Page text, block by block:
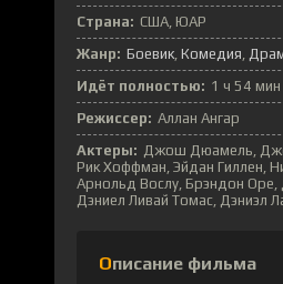
Страна: США, ЮАР
Жанр: Боевик Комедия
Идёт полностью: 1 ч 54 мин
Режиссер: Аллан Ангар
Актеры: Джош Дюамель,
Рик Хоффман, Эйдан Гиллен,
Арнольд Вослу, Брэндон Оре,
Дэниел Ливай Томас, Дэниэл
Описание фильма